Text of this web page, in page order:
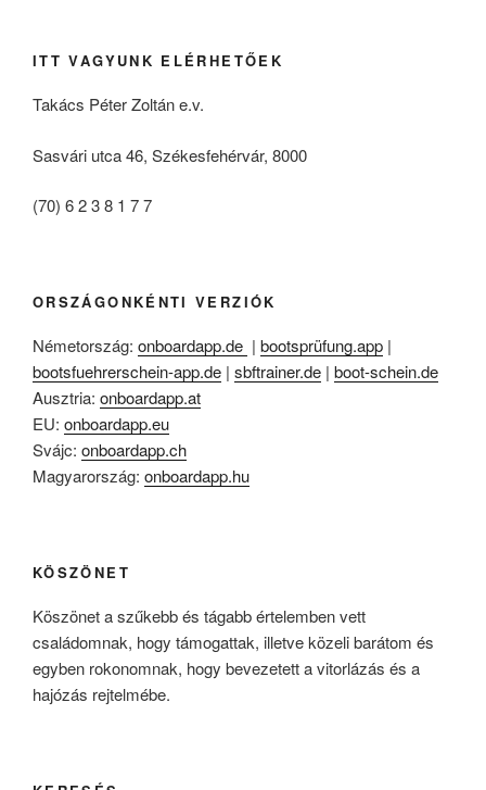
ITT VAGYUNK ELÉRHETŐEK
Takács Péter Zoltán e.v.
Sasvári utca 46, Székesfehérvár, 8000
(70) 6 2 3 8 1 7 7
ORSZÁGONKÉNTI VERZIÓK
Németország: onboardapp.de | bootsprüfung.app |
bootsfuehrerschein-app.de | sbftrainer.de | boot-schein.de
Ausztria: onboardapp.at
EU: onboardapp.eu
Svájc: onboardapp.ch
Magyarország: onboardapp.hu
KÖSZÖNET
Köszönet a szűkebb és tágabb értelemben vett
családomnak, hogy támogattak, illetve közeli barátom és
egyben rokonomnak, hogy bevezetett a vitorlázás és a
hajózás rejtelmébe.